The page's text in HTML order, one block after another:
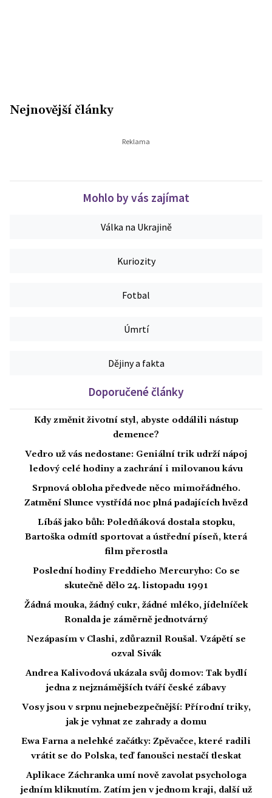
Nejnovější články
Mohlo by vás zajímat
Válka na Ukrajině
Kuriozity
Fotbal
Úmrtí
Dějiny a fakta
Doporučené články
Kdy změnit životní styl, abyste oddálili nástup
demence?
Vedro už vás nedostane: Geniální trik udrží nápoj
ledový celé hodiny a zachrání i milovanou kávu
Srpnová obloha předvede něco mimořádného.
Zatmění Slunce vystřídá noc plná padajících hvězd
Líbáš jako bůh: Poledňáková dostala stopku,
Bartoška odmítl sportovat a ústřední píseň, která
film přerostla
Poslední hodiny Freddieho Mercuryho: Co se
skutečně dělo 24. listopadu 1991
Žádná mouka, žádný cukr, žádné mléko, jídelníček
Ronalda je záměrně jednotvárný
Nezápasím v Clashi, zdůraznil Roušal. Vzápětí se
ozval Sivák
Andrea Kalivodová ukázala svůj domov: Tak bydlí
jedna z nejznámějších tváří české zábavy
Vosy jsou v srpnu nejnebezpečnější: Přírodní triky,
jak je vyhnat ze zahrady a domu
Ewa Farna a nelehké začátky: Zpěvačce, které radili
vrátit se do Polska, teď fanoušci nestačí tleskat
Aplikace Záchranka umí nově zavolat psychologa
jedním kliknutím. Zatím jen v jednom kraji, další už